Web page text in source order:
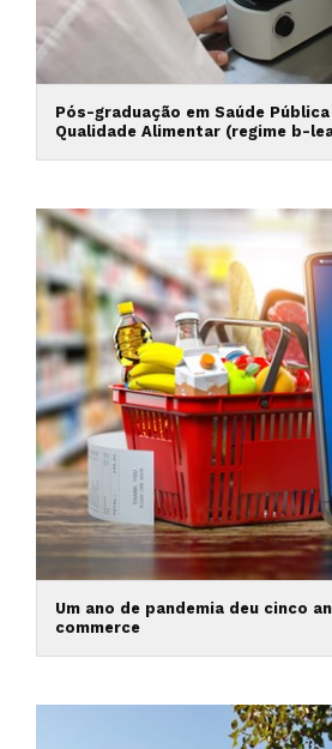
Pós-graduação em Saúde
Qualidade Alimentar (regime b-
Um ano de pandemia deu cinco
commerce